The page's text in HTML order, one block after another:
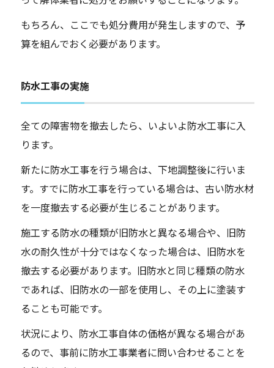
もちろん、ここでも処分費用が発生しますので、予
算を組んでおく必要があります。
防水工事の実施
全ての障害物を撤去したら、いよいよ防水工事に入
ります。
新たに防水工事を行う場合は、下地調整後に行いま
す。すでに防水工事を行っている場合は、古い防水材
を一度撤去する必要が生じることがあります。
施工する防水の種類が旧防水と異なる場合や、旧防
水の耐久性が十分ではなくなった場合は、旧防水を
撤去する必要があります。旧防水と同じ種類の防水
であれば、旧防水の一部を使用し、その上に塗装す
ることも可能です。
状況により、防水工事自体の価格が異なる場合があ
るので、事前に防水工事業者に問い合わせることを